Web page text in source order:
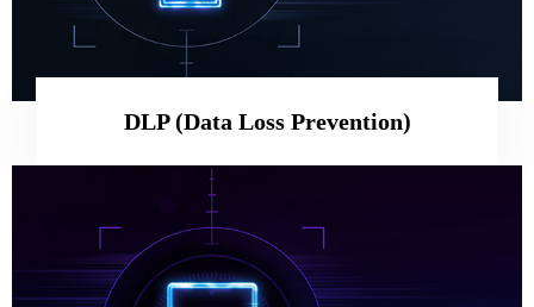
DLP (Data Loss Prevention)